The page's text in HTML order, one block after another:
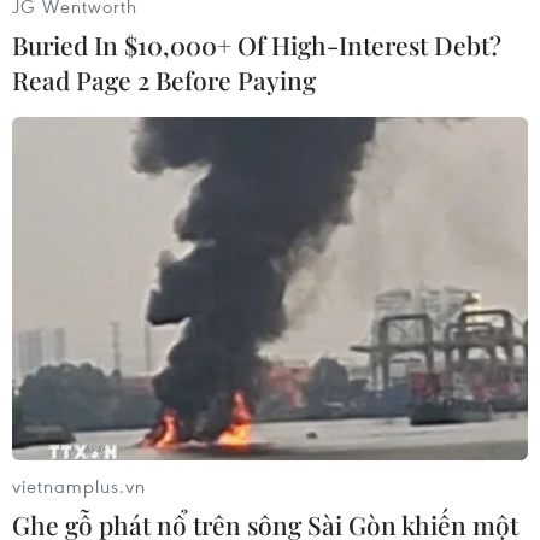
ảnh hưởng đáng kể nào.
Chúng tôi biết rõ mục tiêu của mình, không giấu
giếm, luôn công khai tuyên bố và các mục tiêu
đó hoàn toàn hợp pháp theo bất kỳ cách diễn
giải nào của Hiến chương Liên hợp quốc và luật
pháp quốc tế. Chúng tôi cũng biết mình sẽ luôn
sử dụng những phương tiện nào để đạt được
các mục tiêu đó.”
“Mối đe dọa trực tiếp” đối với
Moskva
Dù vậy, người phát ngôn Điện Kremlin Dmitry
Peskov ngày 27/6 tuyên bố ý định của Tallinn
JG Wentworth
Buried In $10,000+ Of High-Interest Debt?
Read Page 2 Before Paying
vietnamplus.vn
Ghe gỗ phát nổ trên sông Sài Gòn khiến một